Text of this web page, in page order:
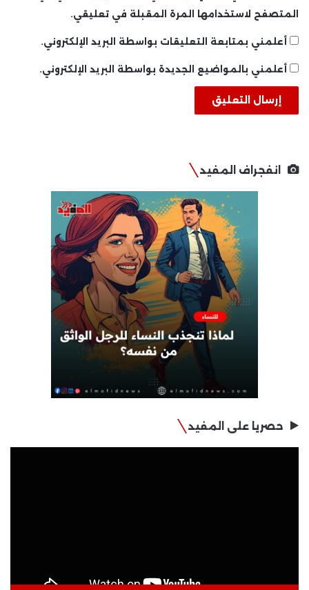
المتصفح لاستخدامها المرة المقبلة في تعليقي.
أعلمني بمتابعة التعليقات بواسطة البريد الإلكتروني.
أعلمني بالمواضيع الجديدة بواسطة البريد الإلكتروني.
انفجراف المفيد
حصريا على المفيد